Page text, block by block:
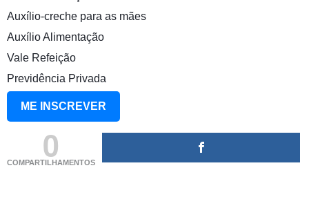
Auxílio-creche para as mães
Auxílio Alimentação
Vale Refeição
Previdência Privada
ME INSCREVER
0
COMPARTILHAMENTOS